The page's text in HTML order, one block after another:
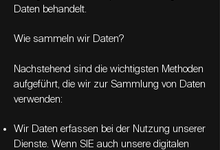
Daten behandelt.
Wie sammeln wir Daten?
Nachstehend sind die wichtigsten Methoden
aufgeführt, die wir zur Sammlung von Daten
verwenden:
Wir Daten erfassen bei der Nutzung unserer
Dienste. Wenn SIE auch unsere digitalen